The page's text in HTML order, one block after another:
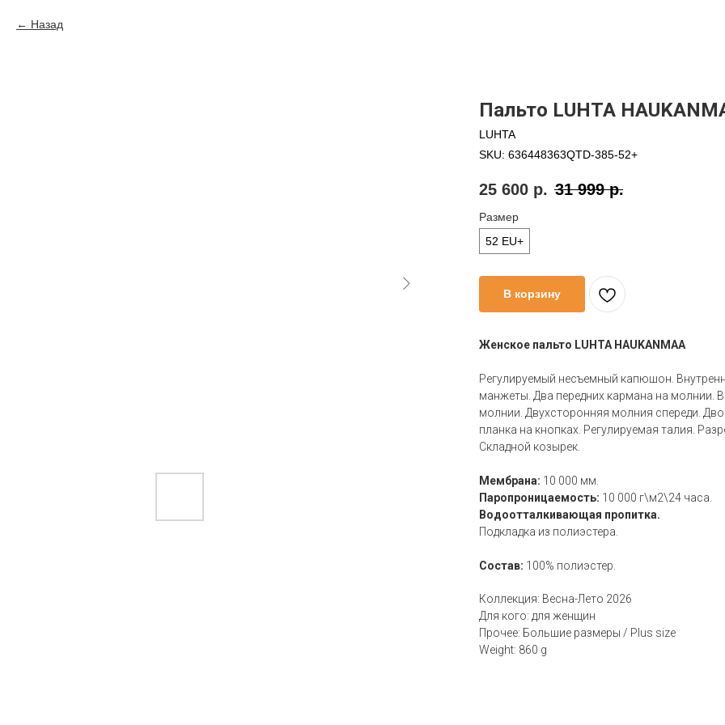
Назад
Пальто LUHTA
LUHTA
SKU: 636448363QTD-385-52+
25 600 р. 31 999 р.
Размер
52 EU+
В корзину
Женское пальто LUHTA HAUKANMAA
Регулируемый несъемный капюшон.
манжеты. Два передних кармана на молнии.
молнии. Двухсторонняя молния спереди.
планка на кнопках. Регулируемая талия.
Складной козырек.
Мембрана: 10 000 мм.
Паропроницаемость: 10 000 г\м2\24 часа.
Водоотталкивающая пропитка.
Подкладка из полиэстера.
Состав: 100% полиэстер.
Коллекция: Весна-Лето 2026
Для кого: для женщин
Прочее: Большие размеры / Plus size
Weight: 860 g